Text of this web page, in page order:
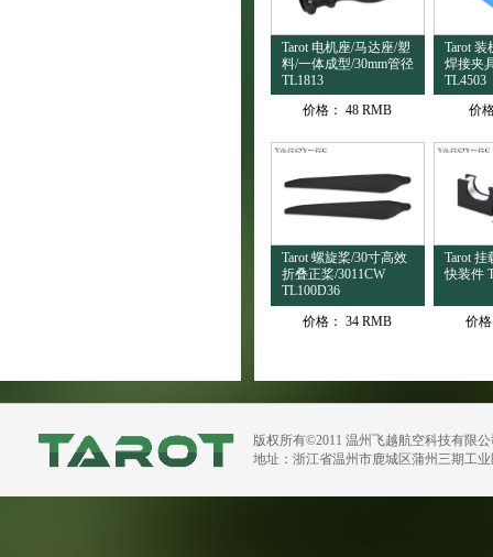
Tarot 电机座/马达座/塑
料/一体成型/30mm管径
TL1813
价格： 48 RMB
Tarot
焊接夹
TL4503
价
Tarot 螺旋桨/30寸高效
折叠正桨/3011CW
TL100D36
价格： 34 RMB
Tarot 挂
快装件
价
版权所有©2011 温州飞越航空科技有限
地址：浙江省温州市鹿城区蒲州三期工业